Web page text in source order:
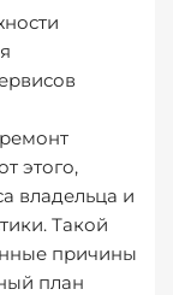
этого,
владельца и
Такой
причины
план